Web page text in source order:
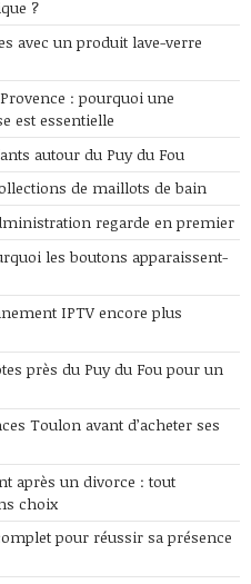
?
avec un produit lave-verre
: pourquoi une
est essentielle
autour du Puy du Fou
de maillots de bain
regarde en premier
les boutons apparaissent-
IPTV encore plus
près du Puy du Fou pour un
Toulon avant d’acheter ses
après un divorce : tout
choix
pour réussir sa présence